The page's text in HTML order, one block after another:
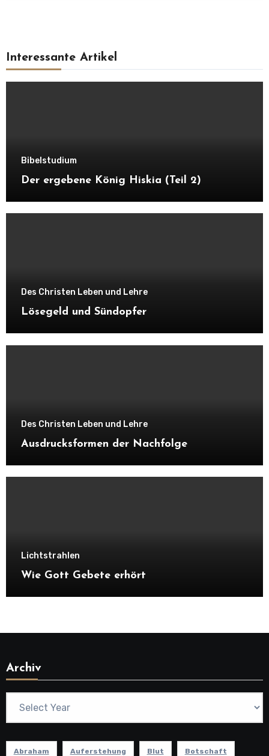
Interessante Artikel
Bibelstudium
Der ergebene König Hiskia (Teil 2)
Des Christen Leben und Lehre
Lösegeld und Sündopfer
Des Christen Leben und Lehre
Ausdrucksformen der Nachfolge
Lichtstrahlen
Wie Gott Gebete erhört
Archiv
Abraham Auferstehung Blut Botschaft